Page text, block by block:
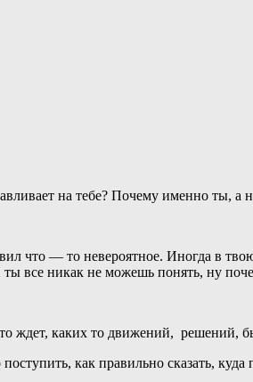
на тебе? Почему именно ты, а
что — то невероятное. Иногда в
все никак не можешь понять, ну
ждет, каких то движений, решений,
как правильно сказать,